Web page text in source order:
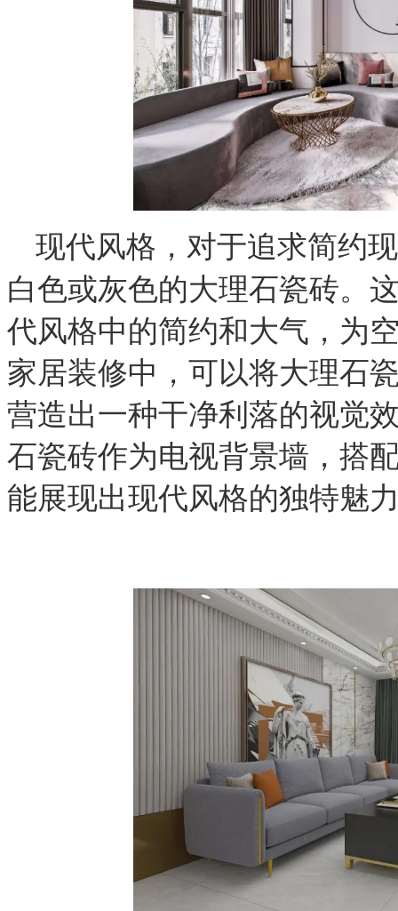
现代风格， 对于追求简约
白色或灰色的大理石瓷砖。
代风格中的简约和大气，为
家居装修中，可以将大理石
营造出一种干净利落的视觉
石瓷砖作为电视背景墙，搭
能展现出现代风格的独特魅